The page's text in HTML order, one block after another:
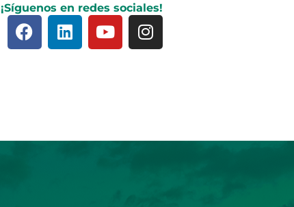
¡Síguenos en redes sociales!